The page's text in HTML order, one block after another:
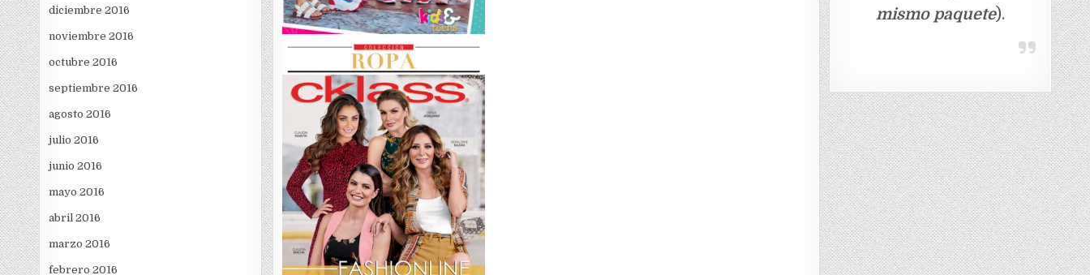
diciembre 2016
noviembre 2016
octubre 2016
septiembre 2016
agosto 2016
julio 2016
junio 2016
mayo 2016
abril 2016
marzo 2016
febrero 2016
mismo paquete).